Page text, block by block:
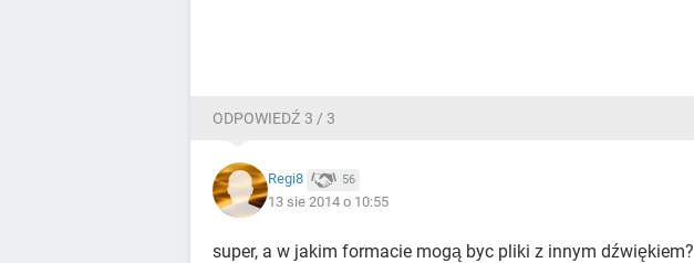
ODPOWIEDŹ 3 / 3
Regi8 56
13 sie 2014 o 10:55
super, a w jakim formacie mogą byc pliki z innym dźwiękiem?